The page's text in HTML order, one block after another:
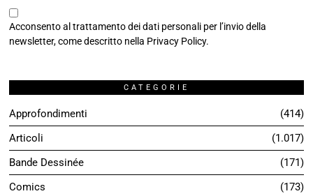
Acconsento al trattamento dei dati personali per l’invio della
newsletter, come descritto nella Privacy Policy.
CATEGORIE
Approfondimenti
414
Articoli
1.017
Bande Dessinée
171
Comics
173